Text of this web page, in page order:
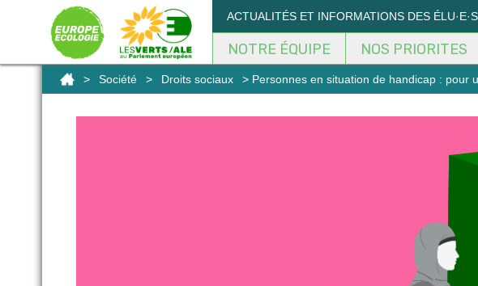
ACTUALITÉS ET INFORMATIONS DES
NOTRE ÉQUIPE NOS PRIORITES
> Société > Droits sociaux > Personnes en situation de handicap : pour
Panneau de gestion des cookies